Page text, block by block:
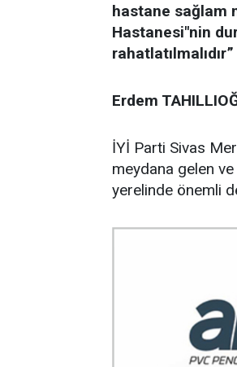
hastane sağlam
Hastanesi"nin
Erdem
İYİ Parti Sivas
meydana gelen
yerelinde önemli